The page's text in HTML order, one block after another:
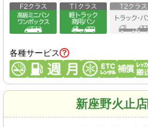
各種サービス
新座野火止店